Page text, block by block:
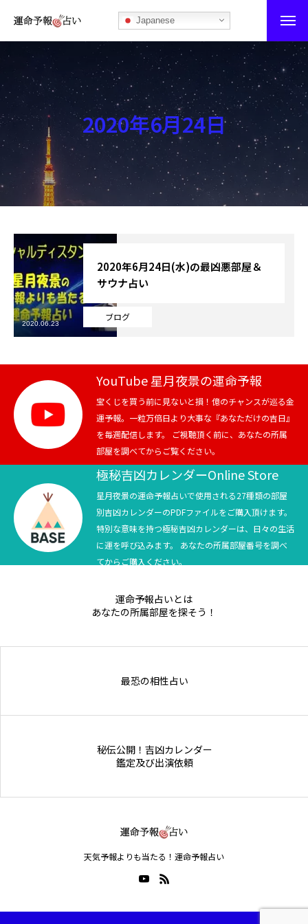
Japanese
運命予報占い
運命予報占いとは
あなたの所属部屋を探そう！
最恐の相性占い
秘伝公開！吉凶カレンダー
記事カテゴリー
ブログ
お知らせ
テニス
スポーツ
競馬
テニス四大大会・五輪
テニス四大大会・五輪
2020年6月24日
ブログ
2020年6月24日(水)の最凶悪部屋＆
サウナ占い
2020.06.23
YouTube 星月夜景の運命予報
宝くじを買う前に見ないと損！億のチャンスが巡る金
運予報。一粒万倍日より大事な『あなただけの吉日』
を毎週配信します。 ご視聴頂く前に、あなたの所属
部屋を調べてからご覧ください。
極秘吉凶カレンダーOnline Store
星月夜景の運命予報占いで使用される27種類の部屋
別吉凶カレンダーのPDFファイルをご購入頂けます。
特別な意味を持つ極秘吉凶カレンダーは、日々の生活
に運を呼び込みます。 あなたの所属部屋番号を調べ
てからご購入ください。
運命予報占いとは
あなたの所属部屋を探そう！
最恐の相性占い
秘伝公開！吉凶カレンダー
鑑定及び出演依頼
天気予報よりも当たる！運命予報占い